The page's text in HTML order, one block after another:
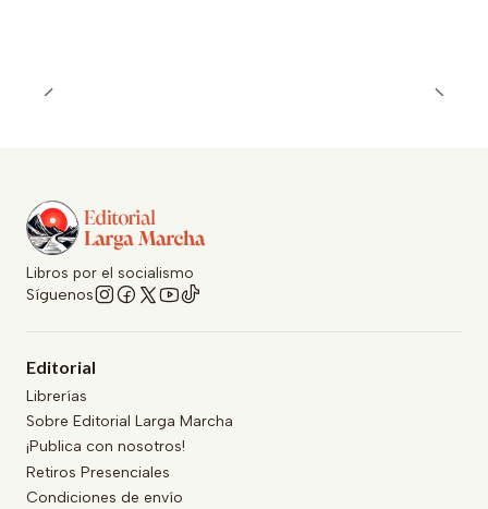
Libros por el socialismo
Síguenos
Editorial
Librerías
Sobre Editorial Larga Marcha
¡Publica con nosotros!
Retiros Presenciales
Condiciones de envío